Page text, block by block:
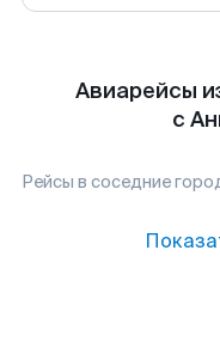
Авиарейсы
с
Рейсы в соседние